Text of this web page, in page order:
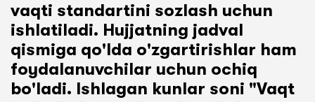
vaqti standartini sozlash uchun
ishlatiladi. Hujjatning jadval
qismiga qo'lda o'zgartirishlar ham
foydalanuvchilar uchun ochiq
bo'ladi. Ishlagan kunlar soni "Vaqt